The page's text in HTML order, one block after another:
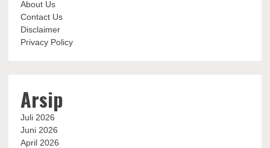
About Us
Contact Us
Disclaimer
Privacy Policy
Arsip
Juli 2026
Juni 2026
April 2026